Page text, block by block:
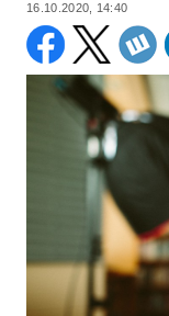
16.10.2020, 14:40